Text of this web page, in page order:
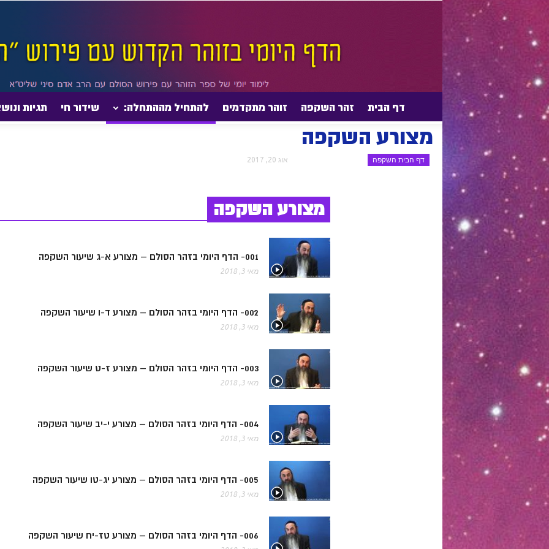
דף הבית זהר השקפה זוהר מתקדמים להתחיל מההתחלה: שידור חי תגיות דף הבית השקפה מצורע השקפה
מצורע השקפה
דף הבית השקפה אוג 20, 2017
מצורע השקפה
001- הדף היומי בזהר הסולם – מצורע א-ג שיעור השקפה
מאי 3, 2018
002- הדף היומי בזהר הסולם – מצורע ד-ו שיעור השקפה
מאי 3, 2018
003- הדף היומי בזהר הסולם – מצורע ז-ט שיעור השקפה
מאי 3, 2018
004- הדף היומי בזהר הסולם – מצורע י-יב שיעור השקפה
מאי 3, 2018
005- הדף היומי בזהר הסולם – מצורע יג-טו שיעור השקפה
מאי 3, 2018
006- הדף היומי בזהר הסולם – מצורע טז-יח שיעור השקפה